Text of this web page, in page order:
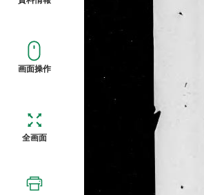
画面操作
全画面